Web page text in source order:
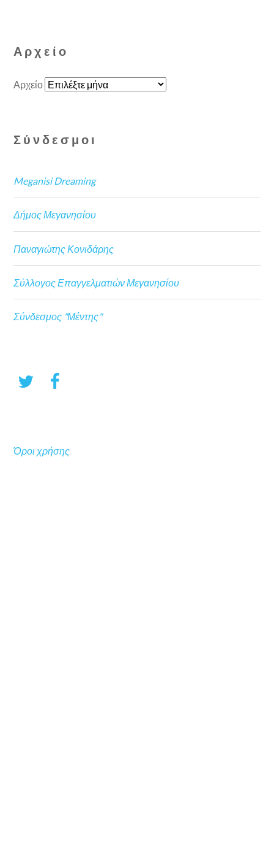
Αρχείο
Αρχείο
Σύνδεσμοι
Meganisi Dreaming
Δήμος Μεγανησίου
Παναγιώτης Κονιδάρης
Σύλλογος Επαγγελματιών Μεγανησίου
Σύνδεσμος "Μέντης"
Όροι χρήσης